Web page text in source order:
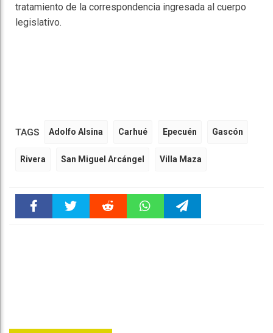
tratamiento de la correspondencia ingresada al cuerpo
legislativo.
TAGS Adolfo Alsina Carhué Epecuén Gascón
Rivera San Miguel Arcángel Villa Maza